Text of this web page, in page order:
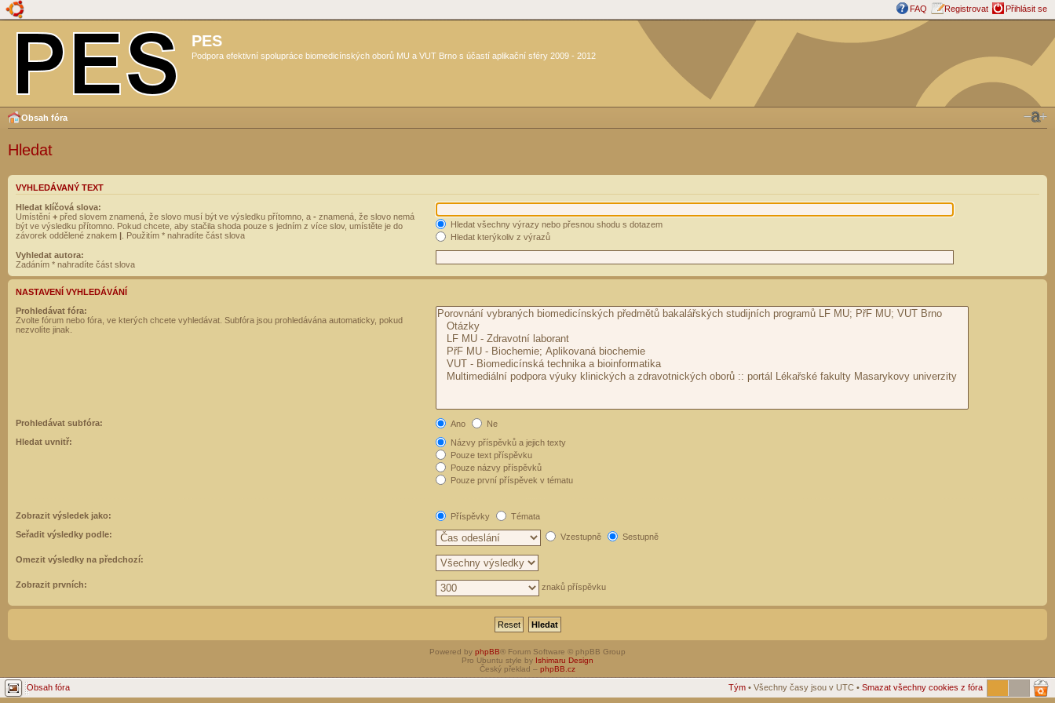
FAQ Registrovat Přihlásit se
PES
Podpora efektivní spolupráce biomedicínských oborů MU a VUT Brno s účastí aplikační sféry 2009 - 2012
Obsah fóra
Hledat
VYHLEDÁVANÝ TEXT
Hledat klíčová slova:
Umístění + před slovem znamená, že slovo musí být ve výsledku přítomno, a - znamená, že slovo nemá
být ve výsledku přítomno. Pokud chcete, aby stačila shoda pouze s jedním z více slov, umístěte je do
závorek oddělené znakem | . Použitím * nahradíte část slova
Hledat všechny výrazy nebo přesnou shodu s dotazem
Hledat kterýkoliv z výrazů
Vyhledat autora:
Zadáním * nahradíte část slova
NASTAVENÍ VYHLEDÁVÁNÍ
Prohledávat fóra:
Zvolte fórum nebo fóra, ve kterých chcete vyhledávat. Subfóra jsou prohledávána automaticky, pokud
nezvolíte jinak.
Prohledávat subfóra: Ano
Ne
Hledat uvnitř:
Názvy příspěvků a jejich texty
Pouze text příspěvku
Pouze názvy příspěvků
Pouze první příspěvek v tématu
Zobrazit výsledek jako: Příspěvky
Témata
Seřadit výsledky podle:
Vzestupně Sestupně
Omezit výsledky na předchozí:
Zobrazit prvních: znaků příspěvku
Powered by phpBB® Forum Software © phpBB Group
Pro Ubuntu style by Ishimaru Design
Český překlad – phpBB.cz
Obsah fóra Tým • Všechny časy jsou v UTC • Smazat všechny cookies z fóra